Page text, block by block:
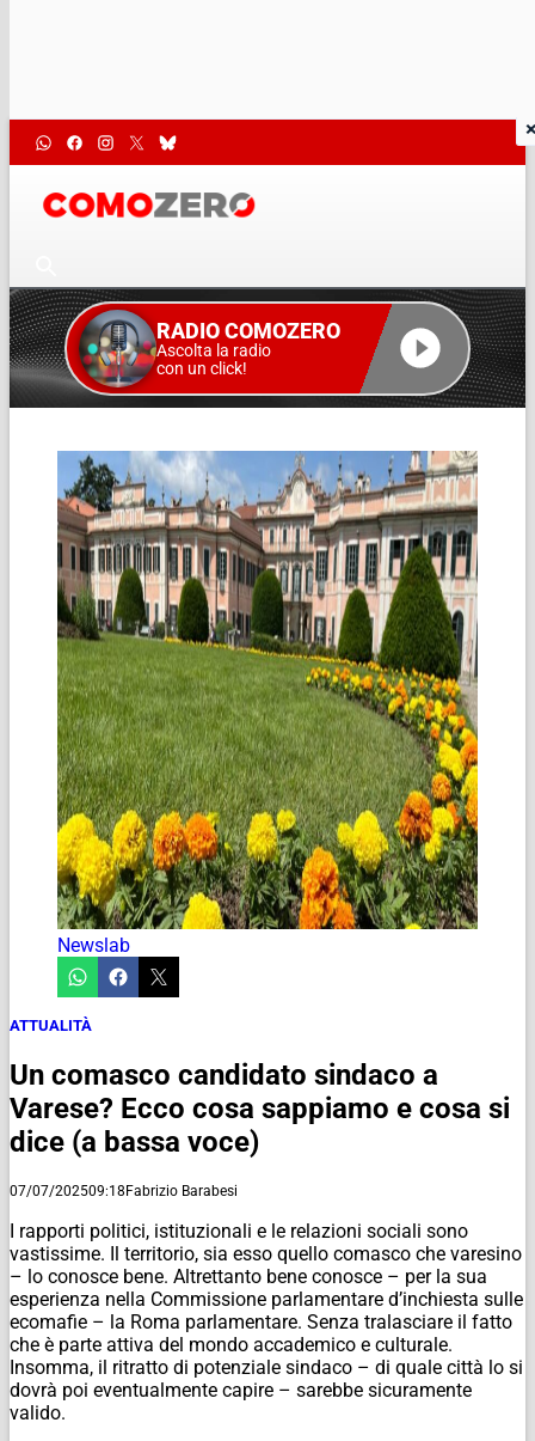
RADIO COMOZERO
Ascolta la radio
con un click!
Newslab
ATTUALITÀ
Un comasco candidato sindaco a
Varese? Ecco cosa sappiamo e cosa si
dice (a bassa voce)
07/07/202509:18Fabrizio Barabesi
I rapporti politici, istituzionali e le relazioni sociali sono
vastissime. Il territorio, sia esso quello comasco che varesino
– lo conosce bene. Altrettanto bene conosce – per la sua
esperienza nella Commissione parlamentare d’inchiesta sulle
ecomafie – la Roma parlamentare. Senza tralasciare il fatto
che è parte attiva del mondo accademico e culturale.
Insomma, il ritratto di potenziale sindaco – di quale città lo si
dovrà poi eventualmente capire – sarebbe sicuramente
valido.